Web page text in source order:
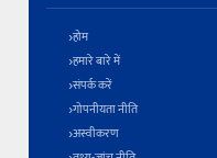
होम
हमारे बारे में
संपर्क करें
गोपनीयता नीति
अस्वीकरण